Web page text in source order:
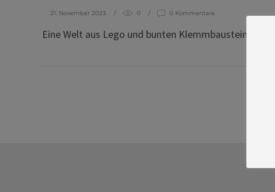
21. November 2023 0 0 Kommentare
Eine Welt aus Lego und bunten Klemmbausteinen